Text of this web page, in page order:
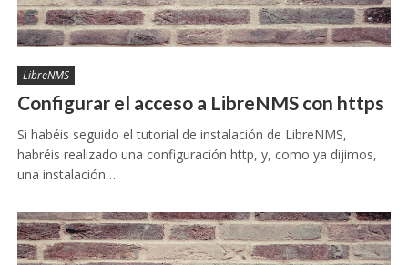
LibreNMS
Configurar el acceso a LibreNMS con https
Si habéis seguido el tutorial de instalación de LibreNMS,
habréis realizado una configuración http, y, como ya dijimos,
una instalación…